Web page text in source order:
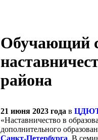
Обучающий
района
21 июня 2023 года в
«Наставничество в
дополнительного
Санкт-Петербурга. В